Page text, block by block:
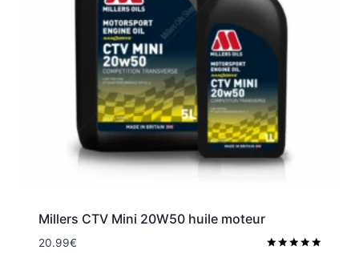
Millers CTV Mini 20W50 huile moteur
20.99€